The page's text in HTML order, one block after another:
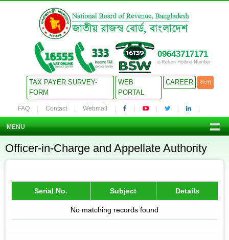
09643717171
e-Return Hotline Number
TAX PAYER SURVEY-
FORM
WEB
PORTAL
CAREER বাংলা
FAQ Contact Webmail
MENU
Officer-in-Charge and Appellate Authority
Serial No. Subject Details
No matching records found